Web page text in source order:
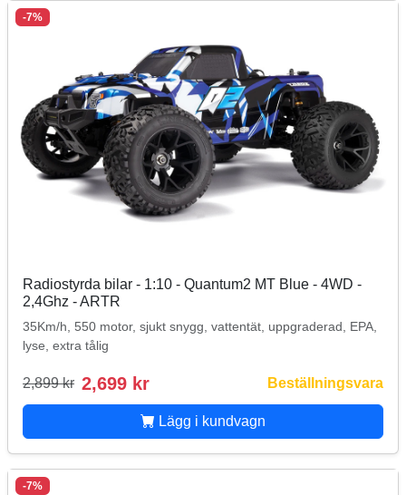
-7%
Radiostyrda bilar - 1:10 - Quantum2 MT Blue - 4WD -
2,4Ghz - ARTR
35Km/h, 550 motor, sjukt snygg, vattentät, uppgraderad, EPA,
lyse, extra tålig
2,899 kr 2,699 kr Beställningsvara
Lägg i kundvagn
-7%